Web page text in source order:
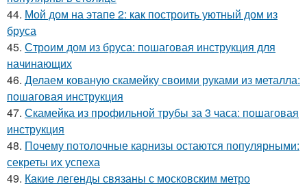
44. Мой дом на этапе 2: как построить уютный дом из
бруса
45. Строим дом из бруса: пошаговая инструкция для
начинающих
46. Делаем кованую скамейку своими руками из металла:
пошаговая инструкция
47. Скамейка из профильной трубы за 3 часа: пошаговая
инструкция
48. Почему потолочные карнизы остаются популярными:
секреты их успеха
49. Какие легенды связаны с московским метро